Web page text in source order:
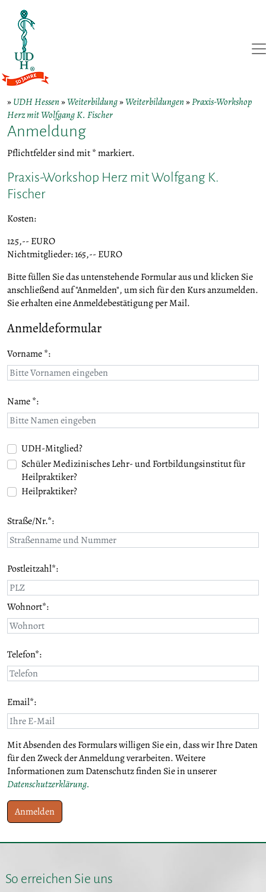
»UDH Hessen»Weiterbildung»Weiterbildungen»Praxis-Workshop
Herz mit Wolfgang K. Fischer
Anmeldung
Pflichtfelder sind mit * markiert.
Praxis-Workshop Herz mit Wolfgang K.
Fischer
Kosten:
125,-- EURO
Nichtmitglieder: 165,-- EURO
Bitte füllen Sie das untenstehende Formular aus und klicken Sie
anschließend auf "Anmelden", um sich für den Kurs anzumelden.
Sie erhalten eine Anmeldebestätigung per Mail.
Anmeldeformular
Vorname *:
Name *:
UDH-Mitglied?
Schüler Medizinisches Lehr- und Fortbildungsinstitut für
Heilpraktiker?
Heilpraktiker?
Straße/Nr.*:
Postleitzahl*:
Wohnort*:
Telefon*:
Email*:
Mit Absenden des Formulars willigen Sie ein, dass wir Ihre Daten
für den Zweck der Anmeldung verarbeiten. Weitere
Informationen zum Datenschutz finden Sie in unserer
Datenschutzerklärung.
Anmelden
So erreichen Sie uns